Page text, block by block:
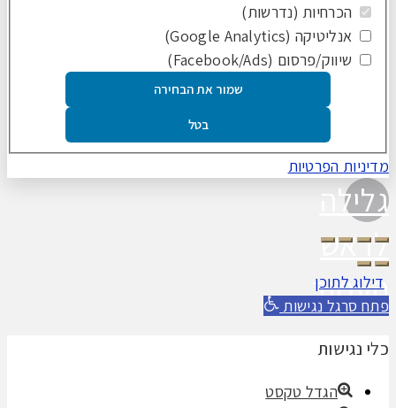
הכרחיות (נדרשות)
אנליטיקה (Google Analytics)
שיווק/פרסום (Facebook/Ads)
שמור את הבחירה
בטל
מדיניות הפרטיות
גלילה
לראש
העמוד
דילוג לתוכן
פתח סרגל נגישות
כלי נגישות
הגדל טקסט